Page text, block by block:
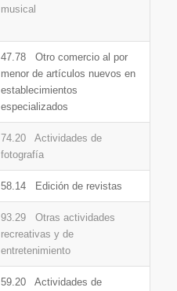
musical
47.78 Otro comercio al por
menor de artículos nuevos en
establecimientos
especializados
74.20 Actividades de
fotografía
58.14 Edición de revistas
93.29 Otras actividades
recreativas y de
entretenimiento
59.20 Actividades de